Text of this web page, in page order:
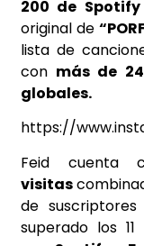
200 de
original de
lista de
con más de
globales.
https://
Feid cuenta
visitas
de
superado los